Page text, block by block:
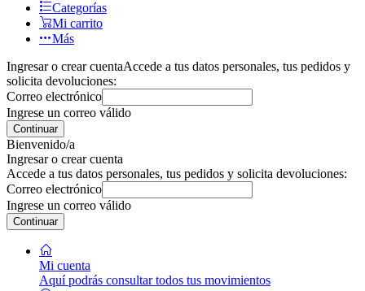
Categorías
Mi carrito
Más
Ingresar o crear cuentaAccede a tus datos personales, tus pedidos y
solicita devoluciones:
Correo electrónico
Ingrese un correo válido
Continuar
Bienvenido/a
Ingresar o crear cuenta
Accede a tus datos personales, tus pedidos y solicita devoluciones:
Correo electrónico
Ingrese un correo válido
Continuar
Mi cuenta
Aquí podrás consultar todos tus movimientos